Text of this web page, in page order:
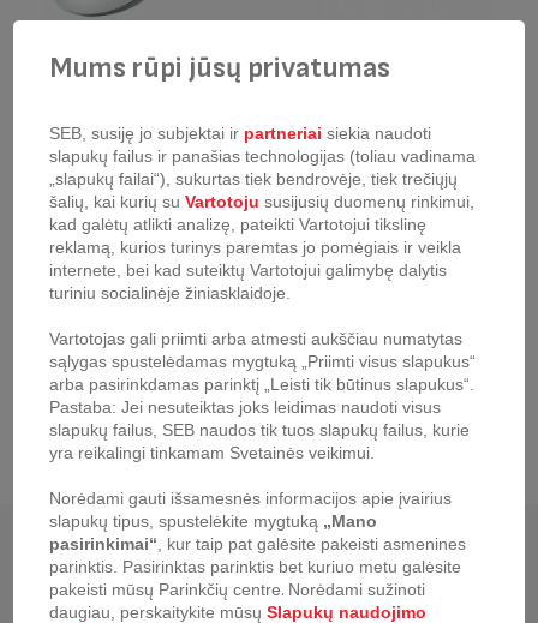
Ledų šaukštas Tefal Ingenio
produkto kodas:K2072214
Puikiai tinka lengvam ledų pakabinimui. Išradingai sukurtas visapusis,
naujas, aukščiausios kokybės „Tefal“ įrankių asortimentas. Kur kas
praktiškiau nei jūsų abi rankos!
Neseniai žiūrėta
Mums rūpi jūsų privatumas
SEB, susiję jo subjektai ir partneriai siekia naudoti
slapukų failus ir panašias technologijas (toliau vadinama
„slapukų failai“), sukurtas tiek bendrovėje, tiek trečiųjų
šalių, kai kurių su Vartotoju susijusių duomenų rinkimui,
kad galėtų atlikti analizę, pateikti Vartotojui tikslinę
reklamą, kurios turinys paremtas jo pomėgiais ir veikla
internete, bei kad suteiktų Vartotojui galimybę dalytis
turiniu socialinėje žiniasklaidoje.
Vartotojas gali priimti arba atmesti aukščiau numatytas
sąlygas spustelėdamas mygtuką „Priimti visus slapukus“
arba pasirinkdamas parinktį „Leisti tik būtinus slapukus“.
Pastaba: Jei nesuteiktas joks leidimas naudoti visus
slapukų failus, SEB naudos tik tuos slapukų failus, kurie
yra reikalingi tinkamam Svetainės veikimui.
Norėdami gauti išsamesnės informacijos apie įvairius
slapukų tipus, spustelėkite mygtuką „Mano
pasirinkimai“ , kur taip pat galėsite pakeisti asmenines
parinktis. Pasirinktas parinktis bet kuriuo metu galėsite
pakeisti mūsų Parinkčių centre. Norėdami sužinoti
daugiau, perskaitykite mūsų Slapukų naudojimo